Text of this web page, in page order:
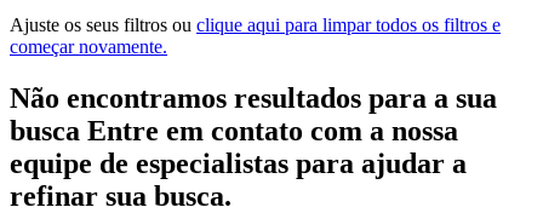
Ajuste os seus filtros ou clique aqui para limpar todos os filtros e
começar novamente.
Não encontramos resultados para a sua
busca Entre em contato com a nossa
equipe de especialistas para ajudar a
refinar sua busca.